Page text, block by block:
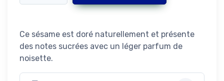
Ce sésame est doré naturellement et présente
des notes sucrées avec un léger parfum de
noisette.